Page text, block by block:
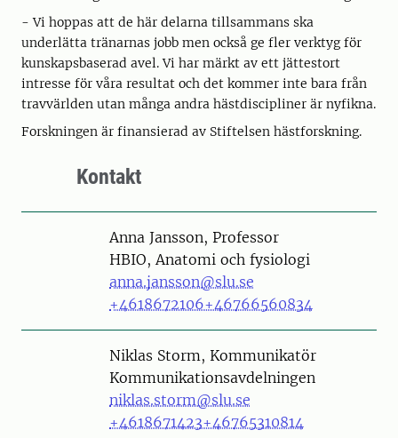
- Vi hoppas att de här delarna tillsammans ska
underlätta tränarnas jobb men också ge fler verktyg för
kunskapsbaserad avel. Vi har märkt av ett jättestort
intresse för våra resultat och det kommer inte bara från
travvärlden utan många andra hästdiscipliner är nyfikna.
Forskningen är finansierad av Stiftelsen hästforskning.
Kontakt
PersonAnna Jansson, Professor
HBIO, Anatomi och fysiologi
anna.jansson@slu.se
+4618672106+46766560834
PersonNiklas Storm, Kommunikatör
Kommunikationsavdelningen
niklas.storm@slu.se
+4618671423+46765310814